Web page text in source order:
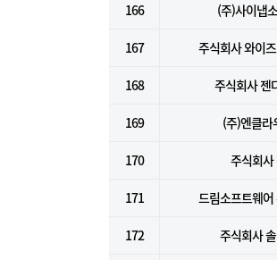
166 (주)사이냅
167 주식회사 와이
168 주식회사 젠
169 (주)엔클라
170 주식회사
171 드림소프트웨어
172 주식회사